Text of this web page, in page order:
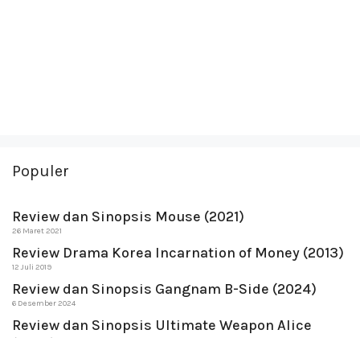
Populer
Review dan Sinopsis Mouse (2021)
26 Maret 2021
Review Drama Korea Incarnation of Money (2013)
12 Juli 2019
Review dan Sinopsis Gangnam B-Side (2024)
6 Desember 2024
Review dan Sinopsis Ultimate Weapon Alice